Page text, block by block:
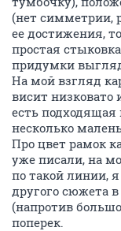
(нет симметрии,
ее достижения,
простая
придумки
На мой взгляд
висит низковато
есть подходящая
несколько
Про цвет рамок
уже писали, на
по такой линии,
другого сюжета
(напротив
поперек.